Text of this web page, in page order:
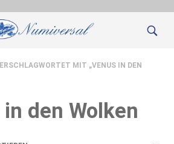
MIT „VENUS IN DEN
den Wolken